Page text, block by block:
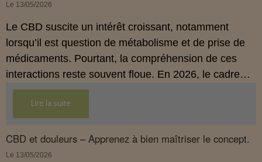
Le 13/05/2026
Le CBD suscite un intérêt croissant, notamment
lorsqu’il est question de métabolisme et de prise de
médicaments. Pourtant, la compréhension de ces
interactions reste souvent floue. En 2026, le cadre
légal français impose des règles strictes : seuls les
usages externes du CBD sont autorisés. Cet article
propose une mise au point claire et accessible pour
comprendre comment le CBD s’inscrit dans une
démarche de prévention, sans ingestion et sans
Lire la suite
CBD et douleurs – Apprenez à bien maîtriser le concept.
Le 13/05/2026